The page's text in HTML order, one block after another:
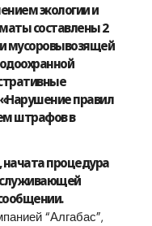
экологии и
составлены 2
мусоровывозящей
правил
штрафов в
начата процедура
“Алгабас”,